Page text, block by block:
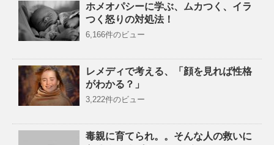
ホメオパシーに学ぶ、ムカつく、イラ
つく怒りの対処法！
6,166件のビュー
レメディで考える、「顔を見れば性格
がわかる？」
3,222件のビュー
毒親に育てられ。。そんな人の救いに